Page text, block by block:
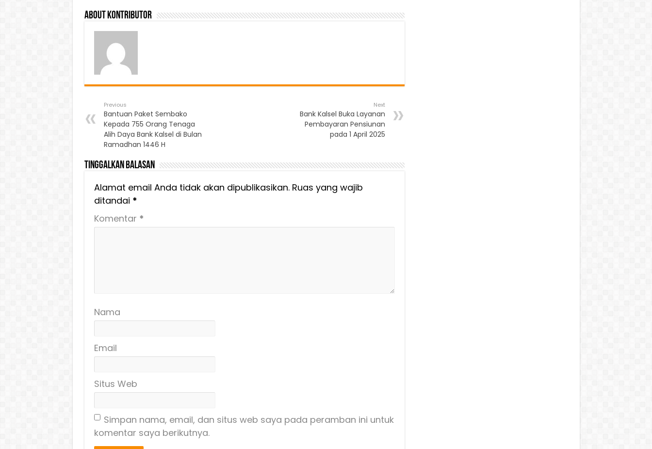
About Kontributor
Previous
Bantuan Paket Sembako
Kepada 755 Orang Tenaga
Alih Daya Bank Kalsel di Bulan
Ramadhan 1446 H
Next
Bank Kalsel Buka Layanan
Pembayaran Pensiunan
pada 1 April 2025
Tinggalkan Balasan
Alamat email Anda tidak akan dipublikasikan. Ruas yang wajib
ditandai *
Komentar *
Nama
Email
Situs Web
Simpan nama, email, dan situs web saya pada peramban ini untuk
komentar saya berikutnya.